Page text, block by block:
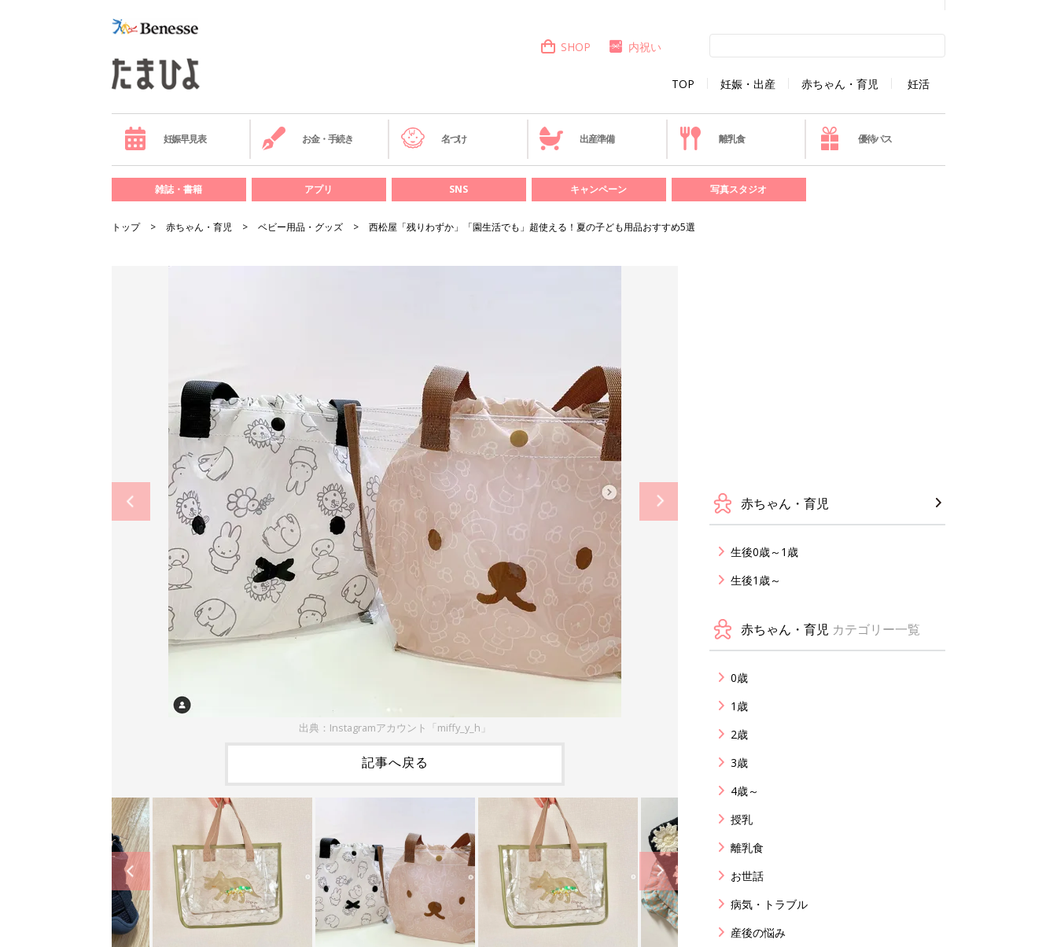
TOP 妊娠・出産 赤ちゃん・育児 妊活
SHOP 内祝い
妊娠早見表 お金・手続き 名づけ 出産準備 離乳食 優待パス
雑誌・書籍 アプリ SNS キャンペーン 写真スタジオ
トップ 赤ちゃん・育児 ベビー用品・グッズ 西松屋「残りわずか」「園生活でも」超使える！夏の子ども用品おすすめ5選
出典：Instagramアカウント「miffy_y_h」
記事へ戻る
赤ちゃん・育児
生後0歳～1歳
生後1歳～
赤ちゃん・育児 カテゴリー一覧
0歳
1歳
2歳
3歳
4歳～
授乳
離乳食
お世話
病気・トラブル
産後の悩み